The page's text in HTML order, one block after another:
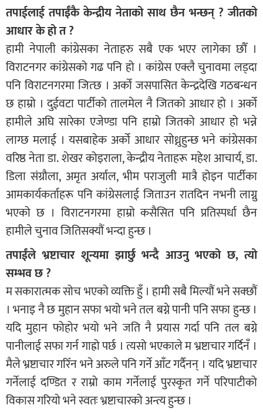
तपाईलाई तपाईँकै केन्द्रीय नेताको साथ छैन भन्छन् ? जीतको
आधार के हो त ?
हामी नेपाली कांग्रेसका नेताहरु सबै एक भएर लागेका छौँ ।
विराटनगर कांग्रेसको गढ पनि हो । कांग्रेस एक्लै चुनावमा लड्दा
पनि विराटनगरमा जित्छ । अर्को जसपासित केन्द्रदेखि गठबन्धन
छ हाम्रो । दुईवटा पार्टीको तालमेल नै जितको आधार हो । अर्को
हामीले अघि सारेका एजेण्डा पनि हाम्रो जितको आधार हो भन्ने
लाग्छ मलाई । यसबाहेक अर्को आधार सोध्नुहुन्छ भने कांग्रेसका
वरिष्ठ नेता डा. शेखर कोइराला, केन्द्रीय नेताहरू महेश आचार्य, डा.
डिला संग्रौला, अमृत अर्याल, भीम पराजुली मात्रै होइन पार्टीका
आमकार्यकर्ताहरू पनि कांग्रेसलाई जिताउन रातदिन नभनी लाग्नु
भएको छ । विराटनगरमा हाम्रो कसैसित पनि प्रतिस्पर्धा छैन
हामीले चुनाव जितिसक्यौं भन्दा हुन्छ ।
तपाईंले भ्रष्टाचार शून्यमा झार्छु भन्दै आउनु भएको छ, त्यो
सम्भव छ ?
म सकारात्मक सोच भएको व्यक्ति हुँ । हामी सबै मिल्यौं भने सक्छौं
। भनाइ नै छ मुहान सफा भयो भने तल बग्ने पानी पनि सफा हुन्छ ।
यदि मुहान फोहोर भयो भने जति नै प्रयास गर्दा पनि तल बग्ने
पानीलाई सफा गर्न गाह्रो पर्छ । त्यसो भएकाले म भ्रष्टाचार गर्दिनँ ।
मैले भ्रष्टाचार गरिँन भने अरुले पनि गर्ने आँट गर्दैनन् । यदि भ्रष्टाचार
गर्नेलाई दण्डित र राम्रो काम गर्नेलाई पुरस्कृत गर्ने परिपाटीको
विकास गरियो भने स्वतः भ्रष्टाचारको अन्त्य हुन्छ ।